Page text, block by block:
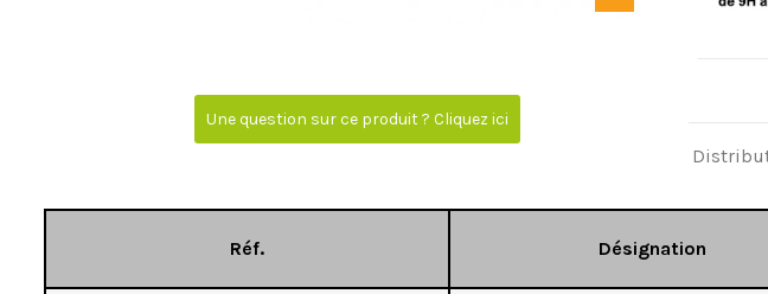
Une question sur ce produit ? Cliquez ici
Réf. Désignation